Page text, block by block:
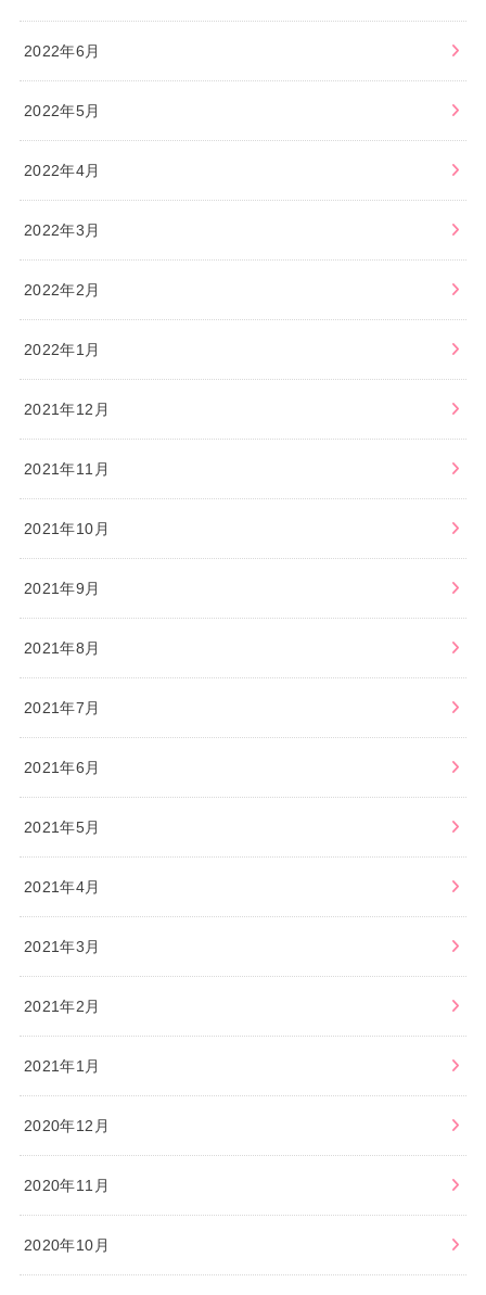
2022年6月
2022年5月
2022年4月
2022年3月
2022年2月
2022年1月
2021年12月
2021年11月
2021年10月
2021年9月
2021年8月
2021年7月
2021年6月
2021年5月
2021年4月
2021年3月
2021年2月
2021年1月
2020年12月
2020年11月
2020年10月